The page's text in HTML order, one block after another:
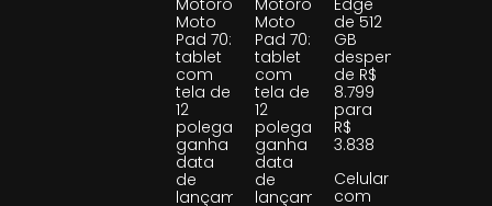
Moto
Pad 70:
tablet
com
tela de
12
polegadas
ganha
data
de
lançamento
Moto
Pad 70:
tablet
com
tela de
12
polegadas
ganha
data
de
lançamento
de 512
GB
despenca
de R$
8.799
para
R$
3.838
Celular
com